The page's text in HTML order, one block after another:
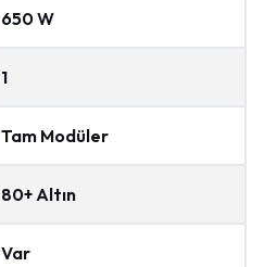
650 W
1
Tam Modüler
80+ Altın
Var